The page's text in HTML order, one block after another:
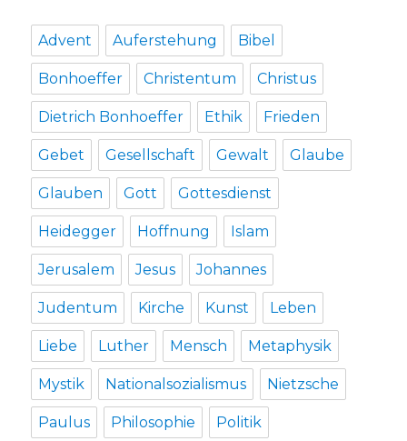
Advent Auferstehung Bibel
Bonhoeffer Christentum Christus
Dietrich Bonhoeffer Ethik Frieden
Gebet Gesellschaft Gewalt Glaube
Glauben Gott Gottesdienst
Heidegger Hoffnung Islam
Jerusalem Jesus Johannes
Judentum Kirche Kunst Leben
Liebe Luther Mensch Metaphysik
Mystik Nationalsozialismus Nietzsche
Paulus Philosophie Politik